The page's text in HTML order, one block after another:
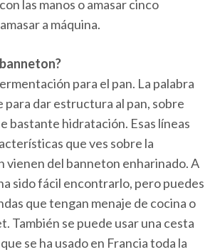
las manos o amasar cinco
a máquina.
para el pan. La palabra
para dar estructura al pan, sobre
bastante hidratación. Esas líneas
que ves sobre la
vienen del banneton enharinado. A
sido fácil encontrarlo, pero puedes
que tengan menaje de cocina o
También se puede usar una cesta
se ha usado en Francia toda la